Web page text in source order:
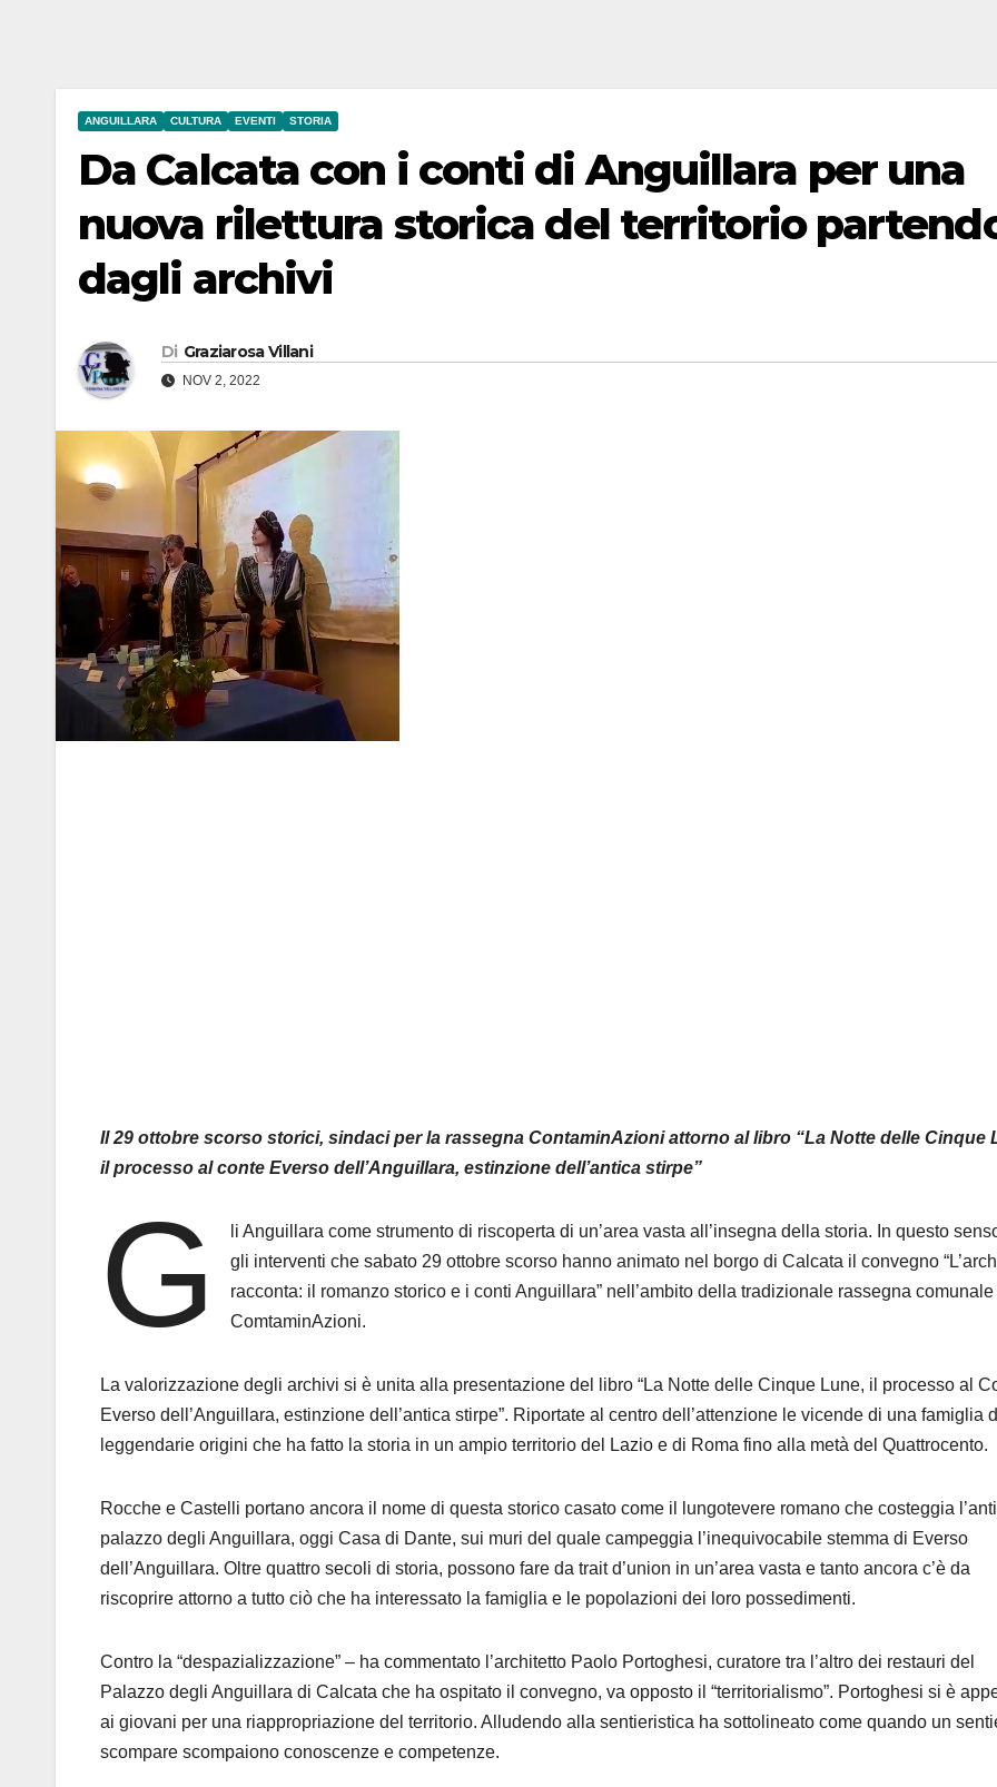
ANGUILLARA CULTURA EVENTI STORIA
Da Calcata con i conti di Anguillara per una
nuova rilettura storica del territorio
dagli archivi
Di Graziarosa Villani
NOV 2, 2022
Il 29 ottobre scorso storici, sindaci per la rassegna ContaminAzioni attorno al libro “La Notte delle Cinque
il processo al conte Everso dell’Anguillara, estinzione dell’antica stirpe”
G
li Anguillara come strumento di riscoperta di un’area vasta all’insegna della storia. In questo
gli interventi che sabato 29 ottobre scorso hanno animato nel borgo di Calcata il convegno
racconta: il romanzo storico e i conti Anguillara” nell’ambito della tradizionale rassegna comunale
ComtaminAzioni.
La valorizzazione degli archivi si è unita alla presentazione del libro “La Notte delle Cinque Lune, il processo al
Everso dell’Anguillara, estinzione dell’antica stirpe”. Riportate al centro dell’attenzione le vicende di una famiglia
leggendarie origini che ha fatto la storia in un ampio territorio del Lazio e di Roma fino alla metà del Quattrocento.
Rocche e Castelli portano ancora il nome di questa storico casato come il lungotevere romano che costeggia
palazzo degli Anguillara, oggi Casa di Dante, sui muri del quale campeggia l’inequivocabile stemma di Everso
dell’Anguillara. Oltre quattro secoli di storia, possono fare da trait d’union in un’area vasta e tanto ancora c’è da
riscoprire attorno a tutto ciò che ha interessato la famiglia e le popolazioni dei loro possedimenti.
Contro la “despazializzazione” – ha commentato l’architetto Paolo Portoghesi, curatore tra l’altro dei restauri del
Palazzo degli Anguillara di Calcata che ha ospitato il convegno, va opposto il “territorialismo”. Portoghesi si è
ai giovani per una riappropriazione del territorio. Alludendo alla sentieristica ha sottolineato come quando un
scompare scompaiono conoscenze e competenze.